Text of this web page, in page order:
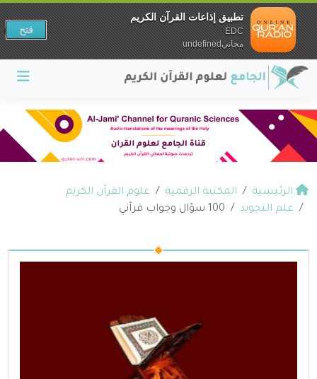
الرئيسية المكتبة الرقمية
علوم القرآن الكريم
علم التجويد
100 سؤال وجواب قرآني
تطبيق إذاعات القرآن الكريم
EDC
مجانيundefined
فتح